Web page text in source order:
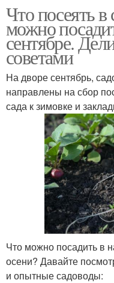
Что посеять в
можно
сентябре.
советами
На дворе сентябрь,
направлены на сбор
сада к зимовке и
Что можно посадить в
осени? Давайте
и опытные садоводы: